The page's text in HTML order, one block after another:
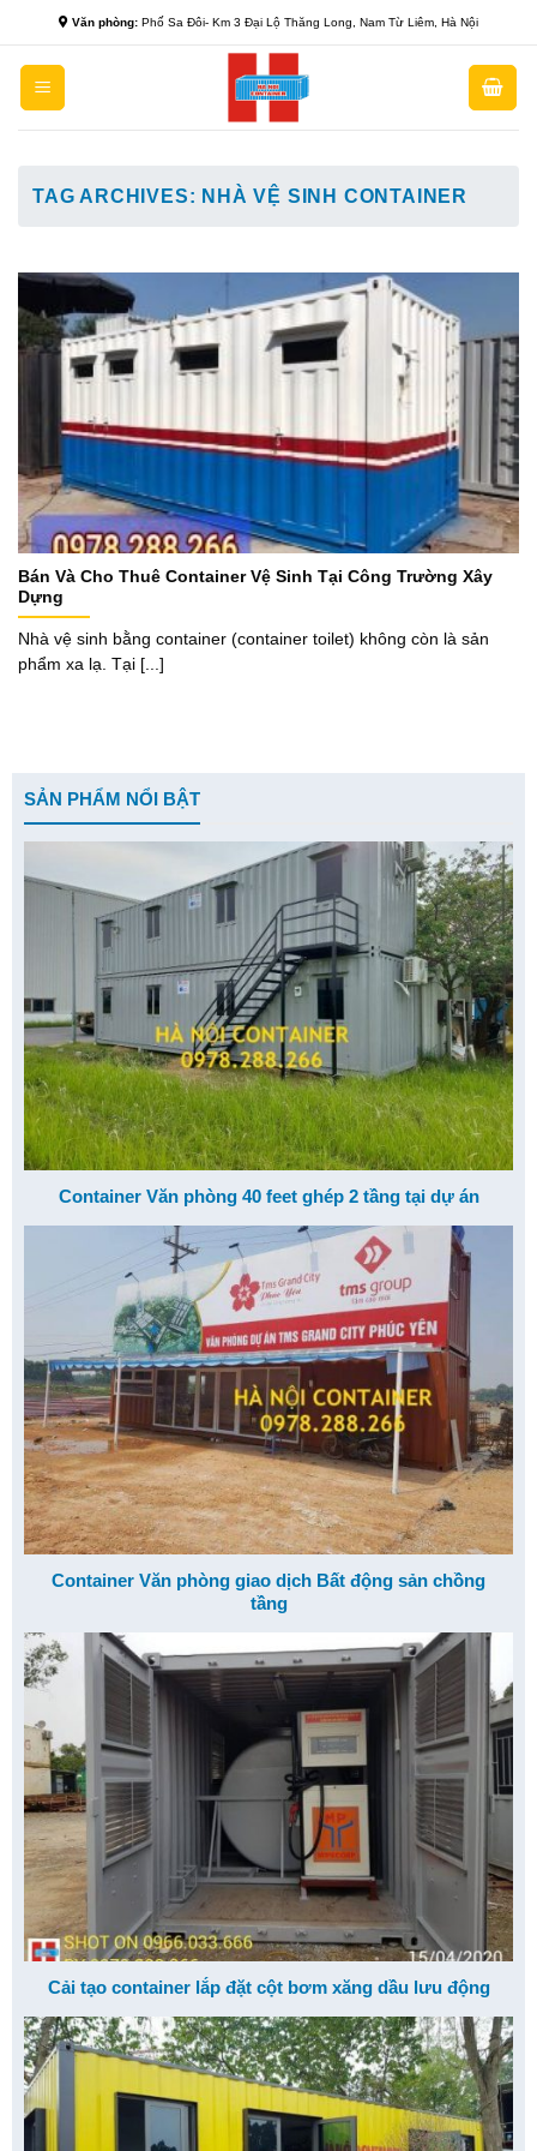
content
Văn phòng: Phố Sa Đôi- Km 3 Đại Lộ Thăng Long, Nam Từ Liêm, Hà Nội
TAG ARCHIVES: NHÀ VỆ SINH CONTAINER
Bán Và Cho Thuê Container Vệ Sinh Tại Công Trường Xây
Dựng
Nhà vệ sinh bằng container (container toilet) không còn là sản
phẩm xa lạ. Tại [...]
SẢN PHẨM NỔI BẬT
Container Văn phòng 40 feet ghép 2 tầng tại dự án
Container Văn phòng giao dịch Bất động sản chồng
tầng
Cải tạo container lắp đặt cột bơm xăng dầu lưu động